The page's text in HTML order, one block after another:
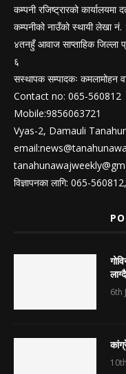
कम्पनी रजिष्ट्रारको
कम्पनीको नाउँको स्थायी लेखा
४तनहुँ आवाज साप्ताहिक जिल्ला
६
सस्थापक सम्पादकः कमलामोहन
Contact no: 065-560812
Mobile:9856063721
Vyas-2, Damauli
email:
विज्ञापनका लागि: 065-
6th